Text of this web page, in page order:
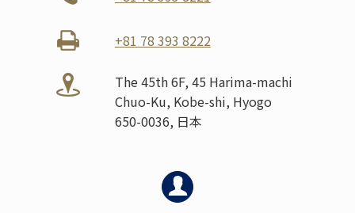
+81 78 393 8222
The 45th 6F, 45 Harima-machi
Chuo-Ku, Kobe-shi, Hyogo
650-0036, 日本